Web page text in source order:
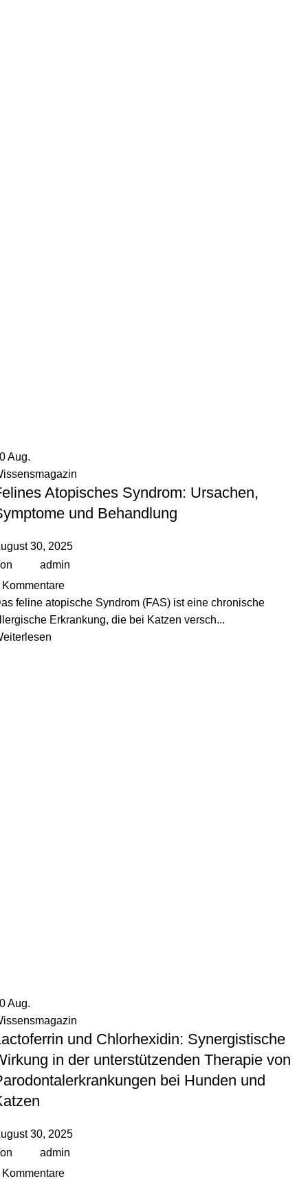
Aug.
Atopisches Syndrom: Ursachen,
und Behandlung
30, 2025
admin
Kommentare
feline atopische Syndrom (FAS) ist eine chronische
Erkrankung, die bei Katzen versch...
Aug.
und Chlorhexidin: Synergistische
in der unterstützenden Therapie von
bei Hunden und
30, 2025
admin
Kommentare